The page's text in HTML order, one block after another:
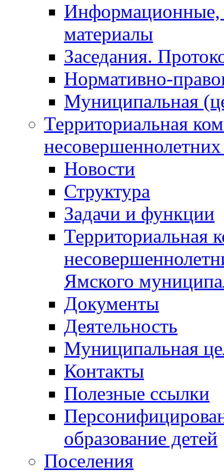
Информационные,
материалы
Заседания.
Нормативно-
Муниципальная
Территориальная
Новости
Структура
Задачи и функции
Территориальная
Ямского
Документы
Деятельность
Муниципальная
Контакты
Полезные ссылки
образование детей
Поселения